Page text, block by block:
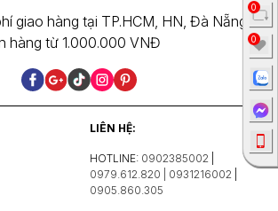
giao hàng tại TP.HCM, HN, Đà Nẵng
hàng từ 1.000.000 VNĐ
LIÊN HỆ:
HOTLINE: 0902385002
0979.612.820 | 0931216002
0905.860.305
0
0